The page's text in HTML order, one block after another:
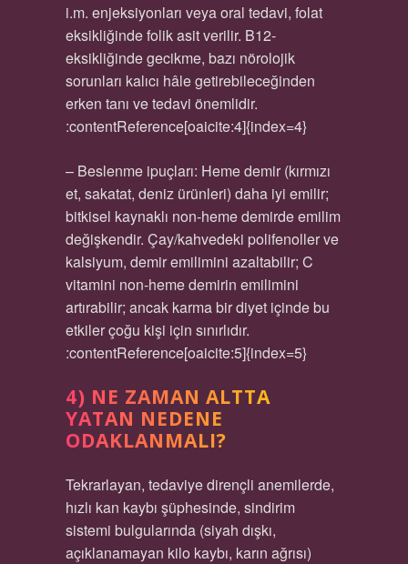
i.m. enjeksiyonları veya oral tedavi, folat
eksikliğinde folik asit verilir. B12-
eksikliğinde gecikme, bazı nörolojik
sorunları kalıcı hâle getirebileceğinden
erken tanı ve tedavi önemlidir.
:contentReference[oaicite:4]{index=4}
– Beslenme ipuçları: Heme demir (kırmızı
et, sakatat, deniz ürünleri) daha iyi emilir;
bitkisel kaynaklı non-heme demirde emilim
değişkendir. Çay/kahvedeki polifenoller ve
kalsiyum, demir emilimini azaltabilir; C
vitamini non-heme demirin emilimini
artırabilir; ancak karma bir diyet içinde bu
etkiler çoğu kişi için sınırlıdır.
:contentReference[oaicite:5]{index=5}
4) NE ZAMAN ALTTA
YATAN NEDENE
ODAKLANMALI?
Tekrarlayan, tedaviye dirençli anemilerde,
hızlı kan kaybı şüphesinde, sindirim
sistemi bulgularında (siyah dışkı,
açıklanamayan kilo kaybı, karın ağrısı)